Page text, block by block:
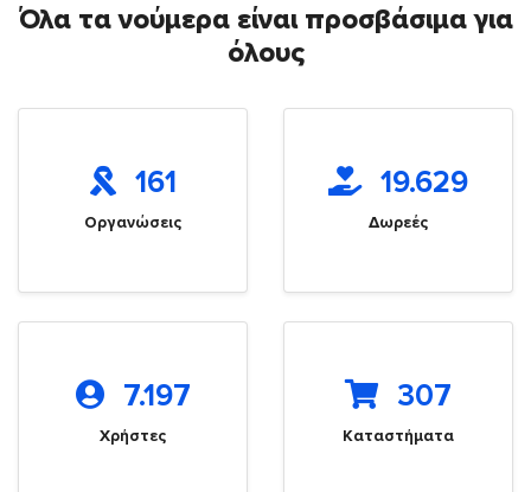
Όλα τα νούμερα είναι προσβάσιμα για
όλους
161
Οργανώσεις
19.629
Δωρεές
7.197
Χρήστες
307
Καταστήματα